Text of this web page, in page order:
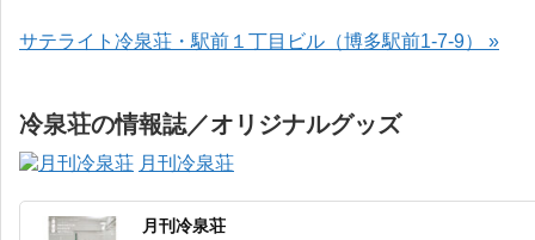
サテライト冷泉荘・駅前１丁目ビル（博多駅前1-7-9） »
冷泉荘の情報誌／オリジナルグッズ
月刊冷泉荘
月刊冷泉荘